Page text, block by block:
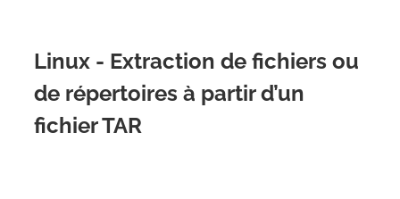
Linux - Extraction de fichiers ou
de répertoires à partir d’un
fichier TAR